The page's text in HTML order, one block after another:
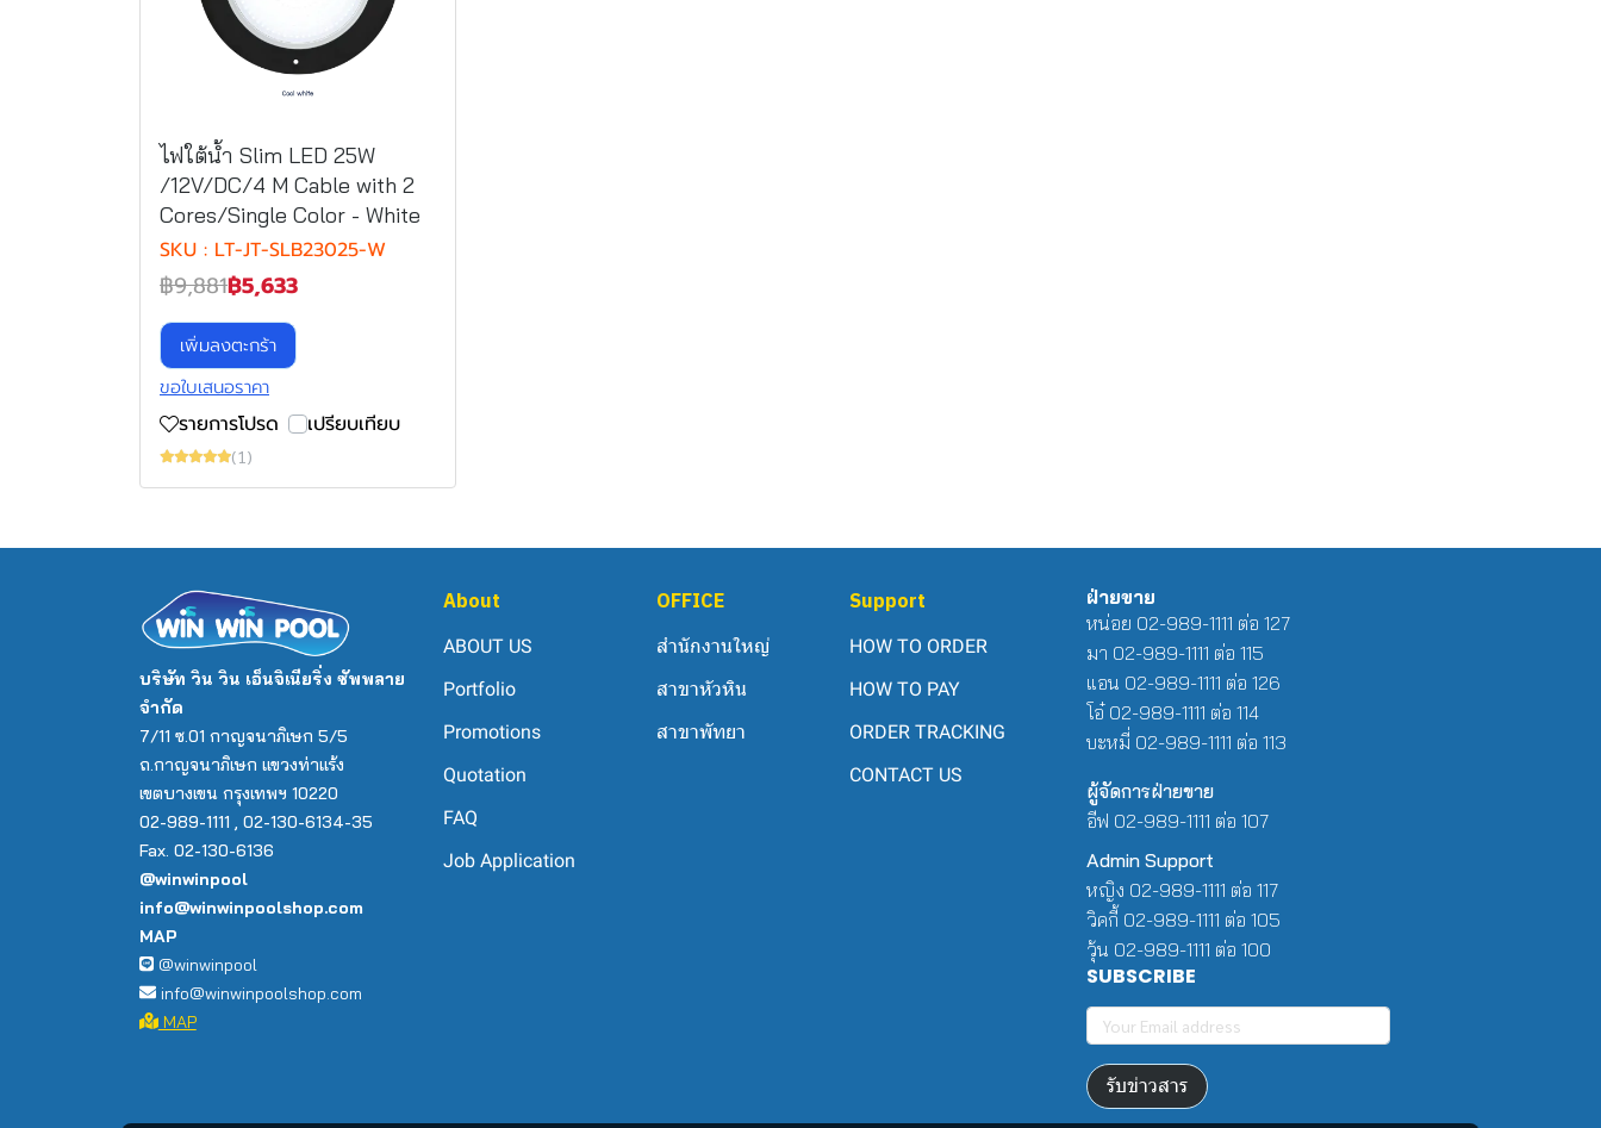
ไฟใต้น้ำ Slim LED 25W
/12V/DC/4 M Cable with 2
Cores/Single Color - White
SKU : LT-JT-SLB23025-W
฿9,881฿5,633
เพิ่มลงตะกร้า
ขอใบเสนอราคา
รายการโปรด เปรียบเทียบ
(1)
บริษัท วิน วิน เอ็นจิเนียริ่ง ซัพพลาย
จำกัด
7/11 ซ.01 กาญจนาภิเษก 5/5
ถ.กาญจนาภิเษก แขวงท่าแร้ง
เขตบางเขน กรุงเทพฯ 10220
02-989-1111 , 02-130-6134-35
Fax. 02-130-6136
@winwinpool
info@winwinpoolshop.com
MAP
@winwinpool
info@winwinpoolshop.com
MAP
About
ABOUT US
Portfolio
Promotions
Quotation
FAQ
Job Application
OFFICE
สำนักงานใหญ่
สาขาหัวหิน
สาขาพัทยา
Support
HOW TO ORDER
HOW TO PAY
ORDER TRACKING
CONTACT US
ฝ่ายขาย
หน่อย 02-989-1111 ต่อ 127
มา 02-989-1111 ต่อ 115
แอน 02-989-1111 ต่อ 126
โอ๋ 02-989-1111 ต่อ 114
บะหมี่ 02-989-1111 ต่อ 113
ผู้จัดการฝ่ายขาย
อีฟ 02-989-1111 ต่อ 107
Admin Support
หญิง 02-989-1111 ต่อ 117
วิคกี้ 02-989-1111 ต่อ 105
วุ้น 02-989-1111 ต่อ 100
SUBSCRIBE
รับข่าวสาร